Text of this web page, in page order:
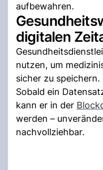
aufbewahren.
digitalen
nutzen, um
sicher zu speichern.
Sobald ein
kann er in der
werden –
nachvollziehbar.